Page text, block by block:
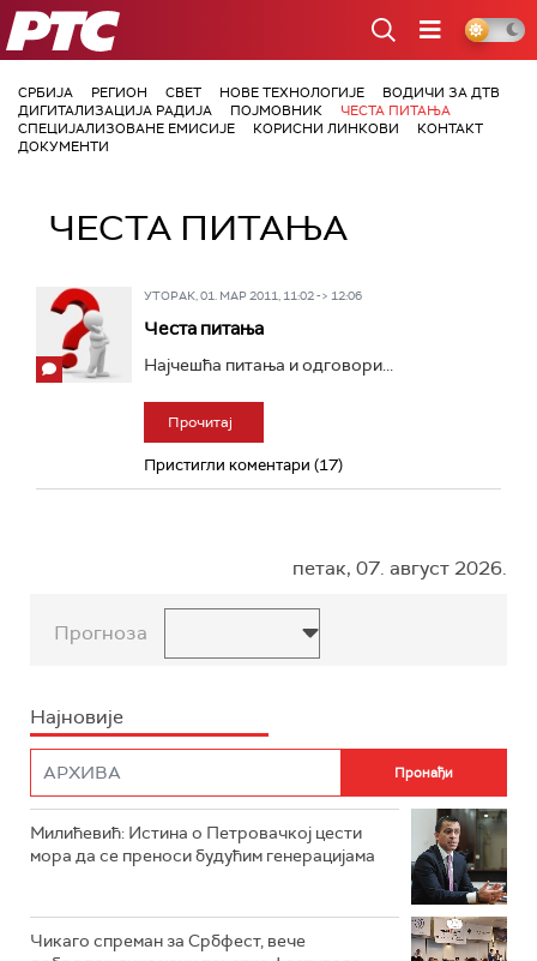
РТС
СРБИЈА РЕГИОН СВЕТ НОВЕ ТЕХНОЛОГИЈЕ
ВОДИЧИ ЗА ДТВ
ДИГИТАЛИЗАЦИЈА РАДИЈА
ПОЈМОВНИК
ЧЕСТА ПИТАЊА
СПЕЦИЈАЛИЗОВАНЕ ЕМИСИЈЕ
КОРИСНИ ЛИНКОВИ
КОНТАКТ
ДОКУМЕНТИ
ЧЕСТА ПИТАЊА
УТОРАК, 01. МАР 2011, 11:02 -> 12:06
Честа питања
Најчешћа питања и одговори...
Прочитај
Пристигли коментари (17)
петак, 07. август 2026.
Прогноза
Најновије
Милићевић: Истина о Петровачкој цести
мора да се преноси будућим генерацијама
Чикаго спреман за Србфест, вече